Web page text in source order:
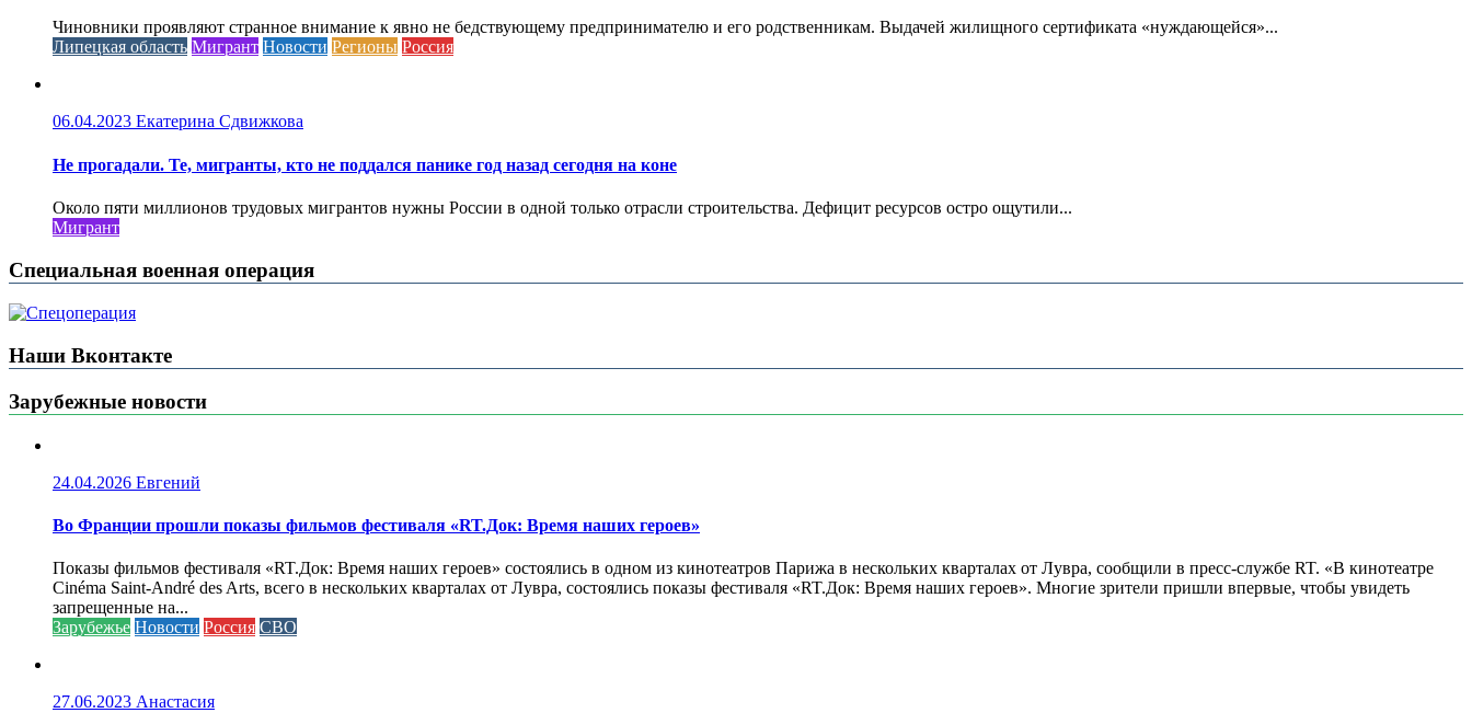
Чиновники проявляют странное внимание к явно не бедствующему предпринимателю и его родственникам. Выдачей жилищного сертификата «нуждающейся»...
Липецкая область Мигрант Новости Регионы Россия
06.04.2023 Екатерина Сдвижкова
Не прогадали. Те, мигранты, кто не поддался панике год назад сегодня на коне
Около пяти миллионов трудовых мигрантов нужны России в одной только отрасли строительства. Дефицит ресурсов остро ощутили...
Мигрант
Специальная военная операция
Наши Вконтакте
Зарубежные новости
24.04.2026 Евгений
Во Франции прошли показы фильмов фестиваля «RT.Док: Время наших героев»
Показы фильмов фестиваля «RT.Док: Время наших героев» состоялись в одном из кинотеатров Парижа в нескольких кварталах от Лувра, сообщили в пресс-службе RT. «В кинотеатре
Cinéma Saint-André des Arts, всего в нескольких кварталах от Лувра, состоялись показы фестиваля «RT.Док: Время наших героев». Многие зрители пришли впервые, чтобы увидеть
запрещенные на...
Зарубежье Новости Россия СВО
27.06.2023 Анастасия